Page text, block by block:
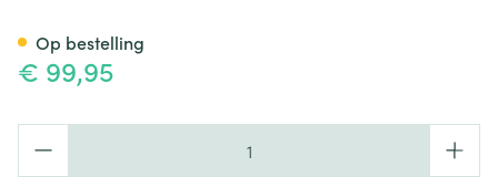
€ 99,95
Op bestelling